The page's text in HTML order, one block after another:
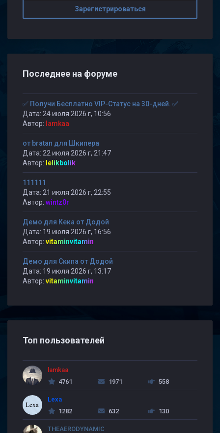
Зарегистрироваться
Последнее на форуме
✅ Получи Бесплатно VIP-Статус на 30-дней. ✅
Дата: 24 июля 2026 г, 10:56
Автор: lamkaa
от bratan для Шкипера
Дата: 22 июля 2026 г, 21:47
Автор: lelikbolik
111111
Дата: 21 июля 2026 г, 22:55
Автор: wintz0r
Демо для Кека от Додой
Дата: 19 июля 2026 г, 16:56
Автор: vitaminvitamin
Демо для Скипа от Додой
Дата: 19 июля 2026 г, 13:17
Автор: vitaminvitamin
Топ пользователей
lamkaa
4761
1971 558
Lexa
1282
632 130
THEAERODYNAMIC